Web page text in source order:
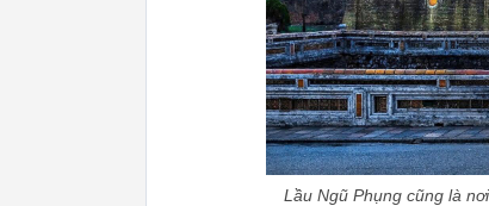
Lầu Ngũ Phụng cũng là